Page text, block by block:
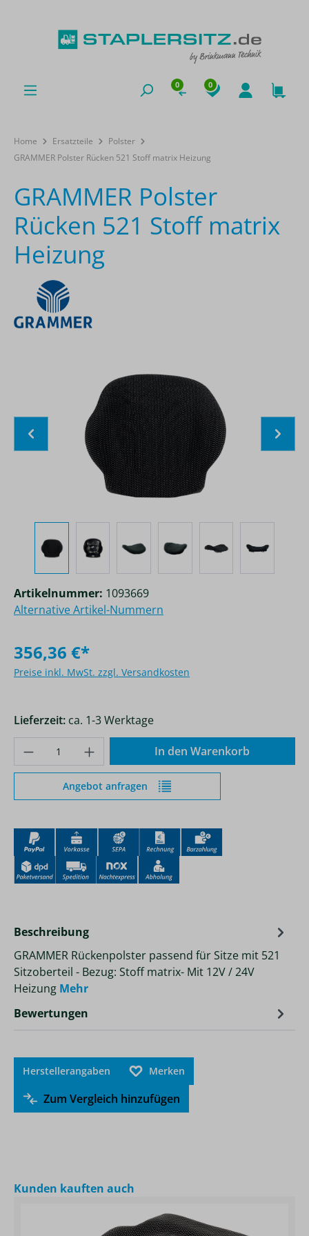
0 0
Home Ersatzteile
Polster
GRAMMER Polster Rücken 521 Stoff matrix Heizung
GRAMMER Polster
Rücken 521 Stoff matrix
Heizung
356,36 €*
Preise inkl. MwSt. zzgl. Versandkosten
Lieferzeit: ca. 1-3 Werktage
Artikelnummer: 1093669
Alternative Artikel-Nummern
Produkt Anzahl: Gib den gewünschten
In den Warenkorb
Angebot anfragen
Beschreibung
GRAMMER Rückenpolster passend für Sitze mit 521
Sitzoberteil - Bezug: Stoff matrix- Mit 12V / 24V
Heizung Mehr
Bewertungen
Herstellerangaben Merken
Zum Vergleich hinzufügen
Produktgalerie überspringen
Kunden kauften auch